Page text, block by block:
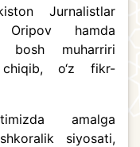
Jurnalistlar
hamda
bosh muharriri
chiqib, o‘z fikr-
amalga
siyosati,